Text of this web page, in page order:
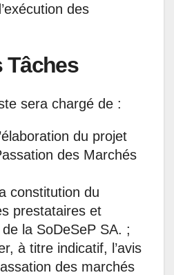
des
Tâches
sera chargé de :
du projet
des Marchés
constitution du
prestataires et
la SoDeSeP SA. ;
à titre indicatif, l’avis
des marchés